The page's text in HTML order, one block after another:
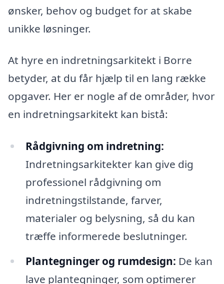
ønsker, behov og budget for at skabe
unikke løsninger.
At hyre en indretningsarkitekt i Borre
betyder, at du får hjælp til en lang række
opgaver. Her er nogle af de områder, hvor
en indretningsarkitekt kan bistå:
Rådgivning om indretning:
Indretningsarkitekter kan give dig
professionel rådgivning om
indretningstilstande, farver,
materialer og belysning, så du kan
træffe informerede beslutninger.
Plantegninger og rumdesign: De kan
lave plantegninger, som optimerer